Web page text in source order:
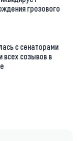
грозового
с сенаторами
всех созывов в